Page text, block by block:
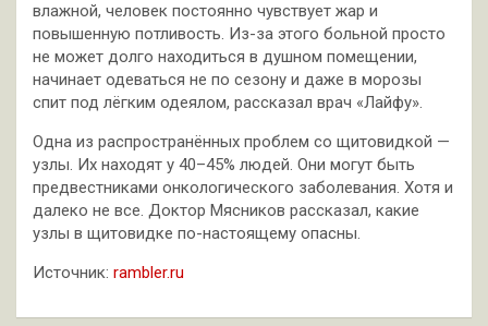
влажной, человек постоянно чувствует жар и
повышенную потливость. Из-за этого больной просто
не может долго находиться в душном помещении,
начинает одеваться не по сезону и даже в морозы
спит под лёгким одеялом, рассказал врач «Лайфу».
Одна из распространённых проблем со щитовидкой —
узлы. Их находят у 40–45% людей. Они могут быть
предвестниками онкологического заболевания. Хотя и
далеко не все. Доктор Мясников рассказал, какие
узлы в щитовидке по-настоящему опасны.
Источник: rambler.ru